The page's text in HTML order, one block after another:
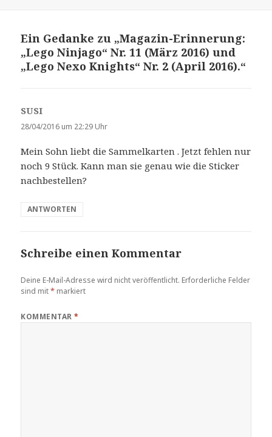
Ein Gedanke zu „Magazin-Erinnerung:
„Lego Ninjago“ Nr. 11 (März 2016) und
„Lego Nexo Knights“ Nr. 2 (April 2016).“
SUSI
a
t
:
28/04/2016 um 22:29 Uhr
Mein Sohn liebt die Sammelkarten . Jetzt fehlen nur
noch 9 Stück. Kann man sie genau wie die Sticker
nachbestellen?
ANTWORTEN
Schreibe einen Kommentar
Deine E-Mail-Adresse wird nicht veröffentlicht. Erforderliche Felder
sind mit* markiert
KOMMENTAR*